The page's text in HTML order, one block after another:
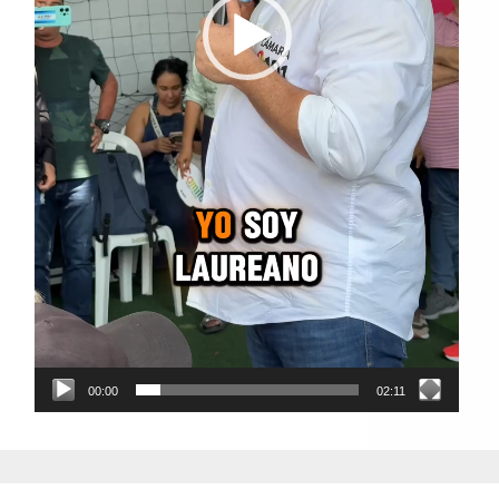
00:00 02:11